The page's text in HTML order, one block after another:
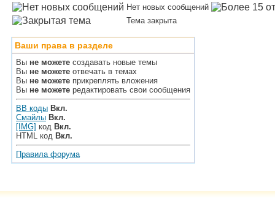
Нет новых сообщений
Тема закрыта
Ваши права в разделе
Вы не можете создавать новые темы
Вы не можете отвечать в темах
Вы не можете прикреплять вложения
Вы не можете редактировать свои сообщения
BB коды Вкл.
Смайлы Вкл.
[IMG] код Вкл.
HTML код Вкл.
Правила форума